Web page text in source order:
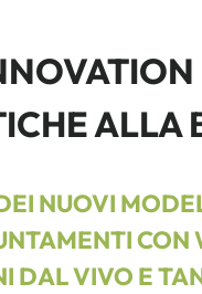
ALLA
NUOVI
DAL VIVO E